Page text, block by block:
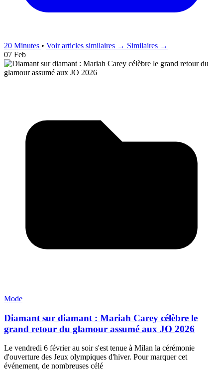
20 Minutes • Voir articles similaires → Similaires →
07 Feb
Mode
Diamant sur diamant : Mariah Carey célèbre le
grand retour du glamour assumé aux JO 2026
Le vendredi 6 février au soir s'est tenue à Milan la cérémonie
d'ouverture des Jeux olympiques d'hiver. Pour marquer cet
événement, de nombreuses célé